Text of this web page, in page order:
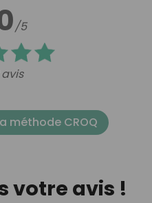
/5
méthode CROQ
votre avis !